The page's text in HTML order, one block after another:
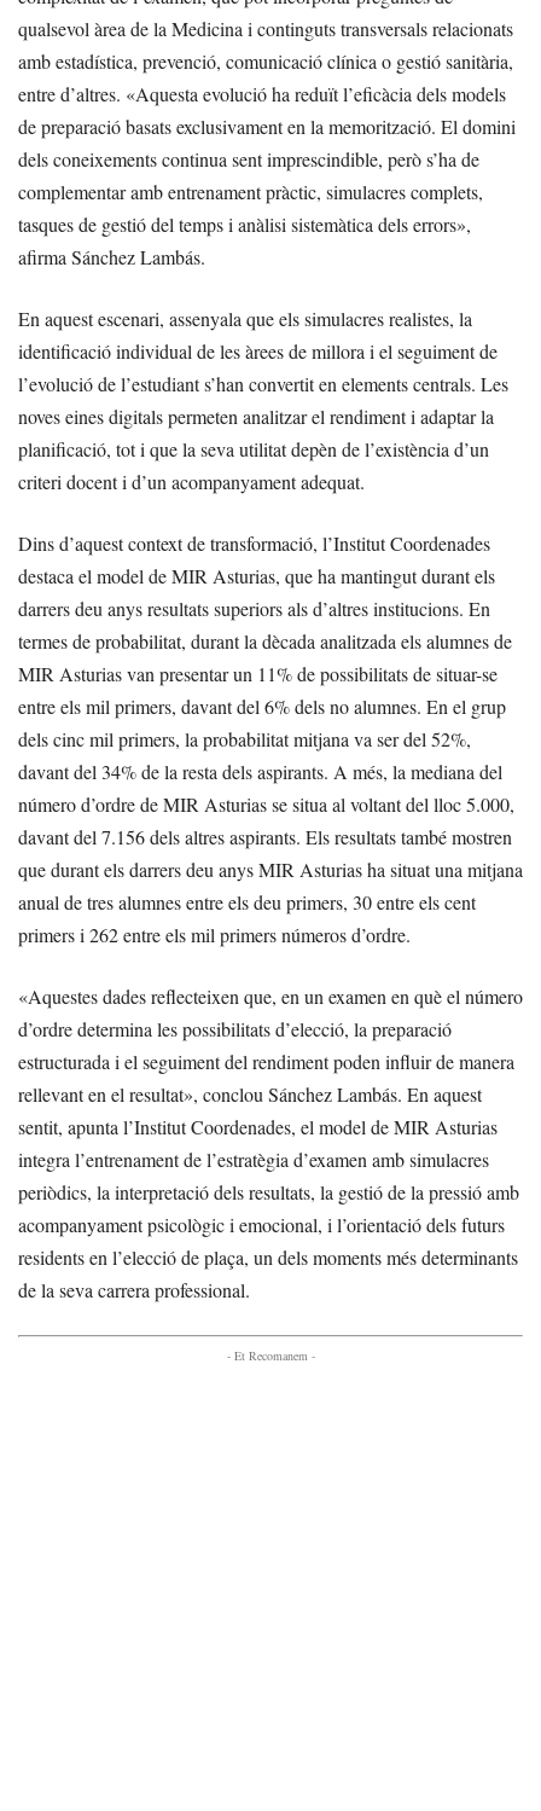
qualsevol àrea de la Medicina i continguts transversals relacionats
amb estadística, prevenció, comunicació clínica o gestió sanitària,
entre d’altres. «Aquesta evolució ha reduït l’eficàcia dels models
de preparació basats exclusivament en la memorització. El domini
dels coneixements continua sent imprescindible, però s’ha de
complementar amb entrenament pràctic, simulacres complets,
tasques de gestió del temps i anàlisi sistemàtica dels errors»,
afirma Sánchez Lambás.
En aquest escenari, assenyala que els simulacres realistes, la
identificació individual de les àrees de millora i el seguiment de
l’evolució de l’estudiant s’han convertit en elements centrals. Les
noves eines digitals permeten analitzar el rendiment i adaptar la
planificació, tot i que la seva utilitat depèn de l’existència d’un
criteri docent i d’un acompanyament adequat.
Dins d’aquest context de transformació, l’Institut Coordenades
destaca el model de MIR Asturias, que ha mantingut durant els
darrers deu anys resultats superiors als d’altres institucions. En
termes de probabilitat, durant la dècada analitzada els alumnes de
MIR Asturias van presentar un 11% de possibilitats de situar-se
entre els mil primers, davant del 6% dels no alumnes. En el grup
dels cinc mil primers, la probabilitat mitjana va ser del 52%,
davant del 34% de la resta dels aspirants. A més, la mediana del
número d’ordre de MIR Asturias se situa al voltant del lloc 5.000,
davant del 7.156 dels altres aspirants. Els resultats també mostren
que durant els darrers deu anys MIR Asturias ha situat una mitjana
anual de tres alumnes entre els deu primers, 30 entre els cent
primers i 262 entre els mil primers números d’ordre.
«Aquestes dades reflecteixen que, en un examen en què el número
d’ordre determina les possibilitats d’elecció, la preparació
estructurada i el seguiment del rendiment poden influir de manera
rellevant en el resultat», conclou Sánchez Lambás. En aquest
sentit, apunta l’Institut Coordenades, el model de MIR Asturias
integra l’entrenament de l’estratègia d’examen amb simulacres
periòdics, la interpretació dels resultats, la gestió de la pressió amb
acompanyament psicològic i emocional, i l’orientació dels futurs
residents en l’elecció de plaça, un dels moments més determinants
de la seva carrera professional.
- Et Recomanem -